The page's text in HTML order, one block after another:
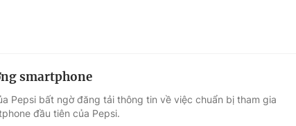
smartphone
Pepsi bất ngờ đăng tải thông tin về việc chuẩn bị tham gia
đầu tiên của Pepsi.